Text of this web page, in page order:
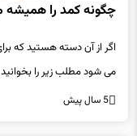
چگونه کمد را همیشه
اگر از آن دسته هستید که
می شود مطلب زیر را
5 سال پیش